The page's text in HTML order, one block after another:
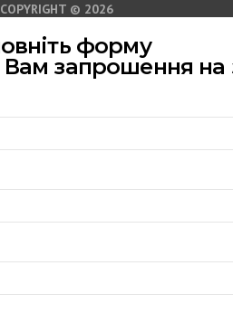
COPYRIGHT © 2026
форму
запрошення на